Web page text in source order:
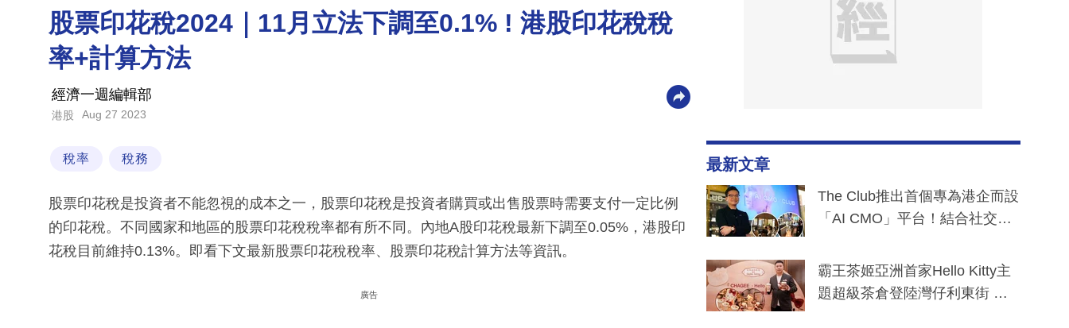
股票印花稅2024｜11月立法下調至0.1% ! 港股印花稅稅
率+計算方法
經濟一週編輯部
港股 Aug 27 2023
稅率 稅務
股票印花稅是投資者不能忽視的成本之一，股票印花稅是投資者購買或出售股票時需要支付一定比例
的印花稅。不同國家和地區的股票印花稅稅率都有所不同。內地A股印花稅最新下調至0.05%，港股印
花稅目前維持0.13%。即看下文最新股票印花稅稅率、股票印花稅計算方法等資訊。
廣告
最新文章
The Club推出首個專為港企而設
「AI CMO」平台！結合社交聆
分鐘生成「貼地」宣傳短片
霸王茶姬亞洲首家Hello Kitty主
題超級茶倉登陸灣仔利東街 推